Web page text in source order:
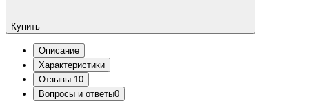
Купить
Описание
Характеристики
Отзывы 10
Вопросы и ответы0